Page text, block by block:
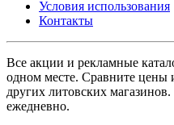
Условия использования
Контакты
Все акции и рекламные
одном месте. Сравните
других литовских
ежедневно.